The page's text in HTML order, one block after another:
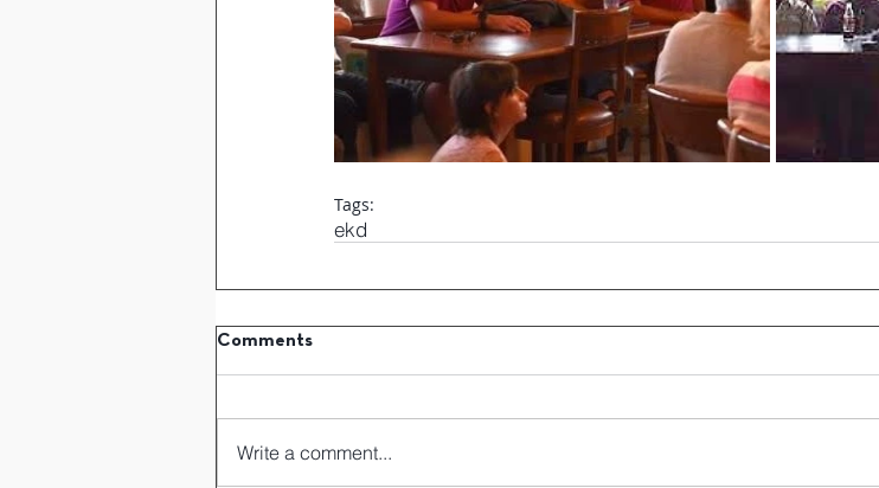
Tags:
ekd
Comments
Write a comment...